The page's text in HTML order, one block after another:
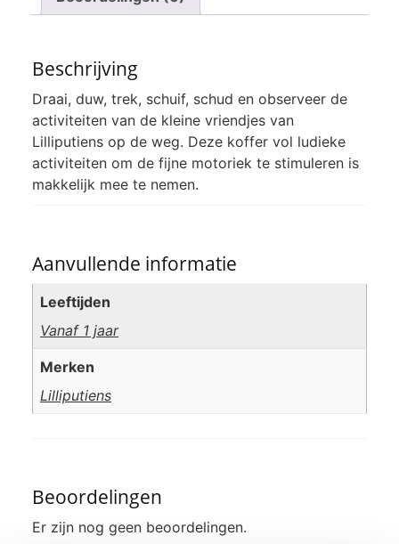
Beschrijving
Draai, duw, trek, schuif, schud en observeer de
activiteiten van de kleine vriendjes van
Lilliputiens op de weg. Deze koffer vol ludieke
activiteiten om de fijne motoriek te stimuleren is
makkelijk mee te nemen.
Aanvullende informatie
Leeftijden
Vanaf 1 jaar
Merken
Lilliputiens
Beoordelingen
Er zijn nog geen beoordelingen.